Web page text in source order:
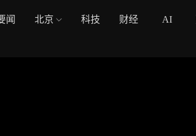
闻 北京 科技 财经 AI